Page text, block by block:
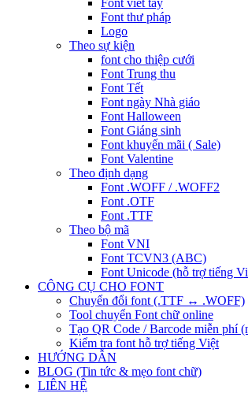
Font viết tay
Font thư pháp
Logo
Theo sự kiện
font cho thiệp cưới
Font Trung thu
Font Tết
Font ngày Nhà giáo
Font Halloween
Font Giáng sinh
Font khuyến mãi ( Sale)
Font Valentine
Theo định dạng
Font .WOFF / .WOFF2
Font .OTF
Font .TTF
Theo bộ mã
Font VNI
Font TCVN3 (ABC)
Font Unicode (hỗ trợ tiếng
CÔNG CỤ CHO FONT
Chuyển đổi font (.TTF ↔ .WOFF)
Tool chuyển Font chữ online
Tạo QR Code / Barcode miễn phí
Kiểm tra font hỗ trợ tiếng Việt
HƯỚNG DẪN
BLOG (Tin tức & mẹo font chữ)
LIÊN HỆ